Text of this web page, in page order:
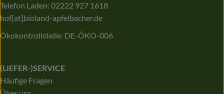
Telefon Laden: 02222 927 1618
hof[at]bioland-apfelbacher.de
Ökokontrollstelle: DE-ÖKO-006
(LIEFER-)SERVICE
Häufige Fragen